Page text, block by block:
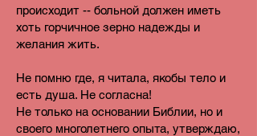
происходит -- больной должен иметь
хоть горчичное зерно надежды и
желания жить.
Не помню где, я читала, якобы тело и
есть душа. Не согласна!
Не только на основании Библии, но и
своего многолетнего опыта, утверждаю,